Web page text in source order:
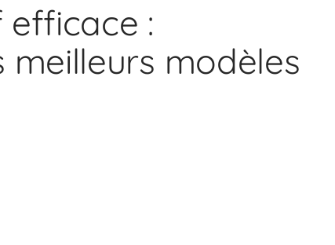
:
modèles